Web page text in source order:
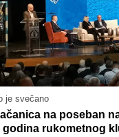
je svečano
na poseban
godina rukometnog